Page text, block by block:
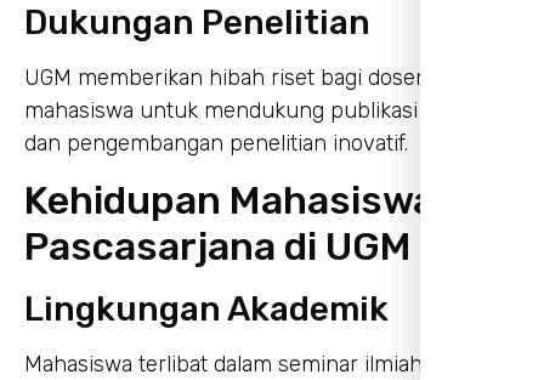
Dukungan Penelitian
UGM memberikan hibah riset bagi dosen dan
mahasiswa untuk mendukung publikasi ilmiah
dan pengembangan penelitian inovatif.
Kehidupan Mahasiswa
Pascasarjana di UGM
Lingkungan Akademik
Mahasiswa terlibat dalam seminar ilmiah,